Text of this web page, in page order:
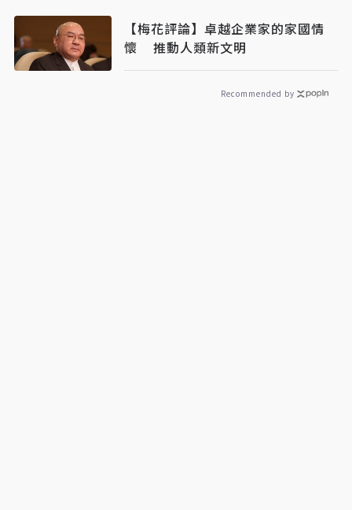
【梅花評論】卓越企業家的家國情
懷 推動人類新文明
Recommended by